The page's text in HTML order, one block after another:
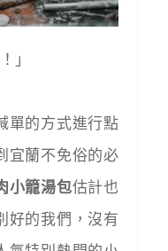
」
單的方式進行點
宜蘭不免俗的必
小籠湯包估計也
好的我們，沒有